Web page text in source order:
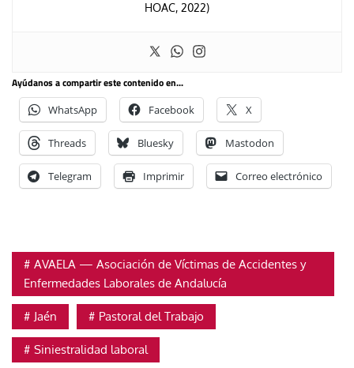
HOAC, 2022)
Ayúdanos a compartir este contenido en...
WhatsApp Facebook X
Threads Bluesky Mastodon
Telegram Imprimir Correo electrónico
AVAELA — Asociación de Víctimas de Accidentes y
Enfermedades Laborales de Andalucía
Jaén Pastoral del Trabajo
Siniestralidad laboral